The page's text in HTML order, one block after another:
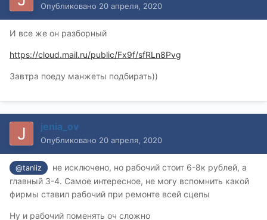
Опубликовано 20 апреля, 2020
И все же он разборный
https://cloud.mail.ru/public/Fx9f/sfRLn8Pvg
Завтра поеду манжеты подбирать))
jenia_ov
Опубликовано 20 апреля, 2020
@tanliz
не исключено, но рабочий стоит 6-8к рублей, а
главный 3-4. Самое интересное, не могу вспомнить какой
фирмы ставил рабочий при ремонте всей сцепы
Ну и рабочий поменять оч сложно